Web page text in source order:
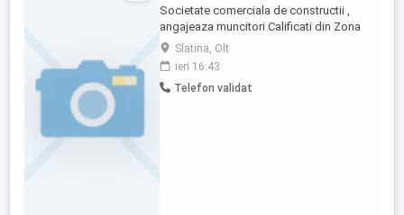
Societate comerciala de constructii ,
angajeaza muncitori Calificati din Zona
Orasului Slatina dar si din Imprejurimi .
Lucrarile sunt in zona judetului olt dar si in
deplasare Se ofera Diurna si Salariu
Atractiv ! Detalii la :
Slatina, Olt
ieri 16:43
Telefon validat